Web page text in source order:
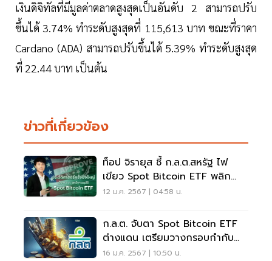
เงินดิจิทัลที่มีมูลค่าตลาดสูงสุดเป็นอันดับ 2 สามารถปรับ
ขึ้นได้ 3.74% ทำระดับสูงสุดที่ 115,613 บาท ขณะที่ราคา
Cardano (ADA) สามารถปรับขึ้นได้ 5.39% ทำระดับสูงสุด
ที่ 22.44 บาท เป็นต้น
ข่าวที่เกี่ยวข้อง
ท็อป จิรายุส ชี้ ก.ล.ต.สหรัฐ ไฟ
เขียว Spot Bitcoin ETF พลิก
ประวัติศาสตร์ Bitcoin
12 ม.ค. 2567 | 04:58 น.
ก.ล.ต. จับตา Spot Bitcoin ETF
ต่างแดน เตรียมวางกรอบกำกับ
ดูแลในอนาคต
16 ม.ค. 2567 | 10:50 น.